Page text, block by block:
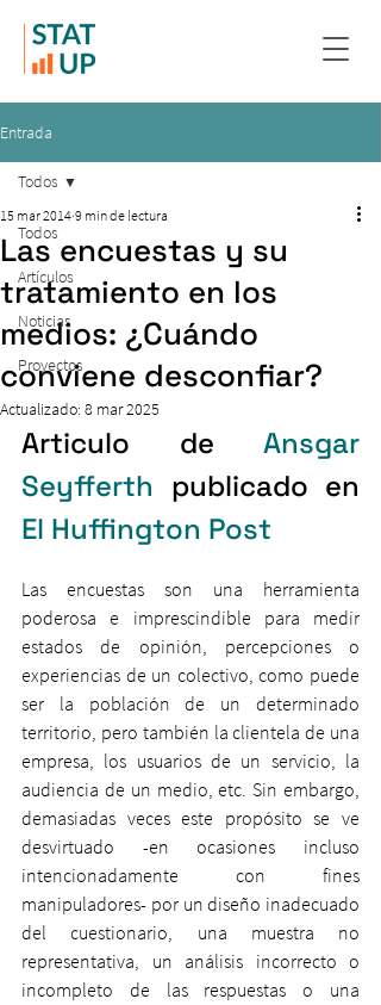
Entrada
Todos
Artículos
Noticias
Proyectos
Todos
Las encuestas y su
tratamiento en los
medios: ¿Cuándo
conviene desconfiar?
15 mar 2014 9 min de lectura
Actualizado: 8 mar 2025
Articulo de Ansgar
Seyfferth
El Huffington Post
Las encuestas son una herramienta
poderosa e imprescindible para medir
estados de opinión, percepciones o
experiencias de un colectivo, como puede
ser la población de un determinado
territorio, pero también la clientela de una
empresa, los usuarios de un servicio, la
audiencia de un medio, etc. Sin embargo,
demasiadas veces este propósito se ve
desvirtuado -en ocasiones incluso
intencionadamente con fines
manipuladores- por un diseño inadecuado
del cuestionario, una muestra no
representativa, un análisis incorrecto o
incompleto de las respuestas o una